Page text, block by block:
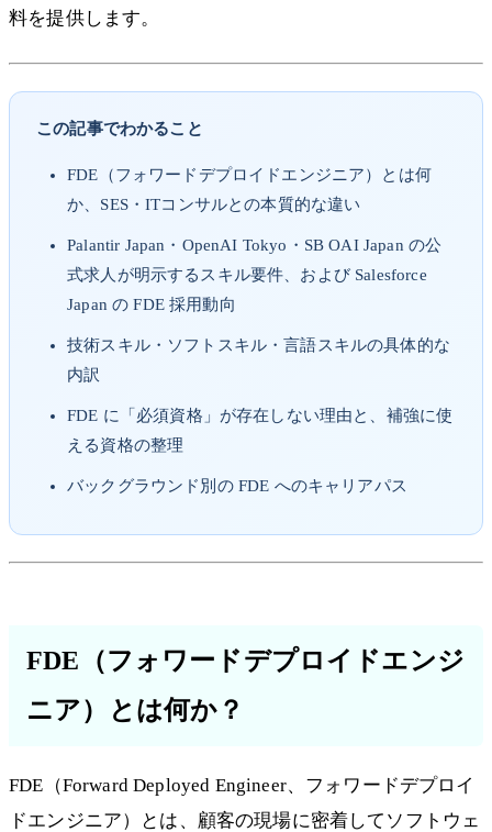
料を提供します。
この記事でわかること
FDE（フォワードデプロイドエンジニア）とは何
か、SES・ITコンサルとの本質的な違い
Palantir Japan・OpenAI Tokyo・SB OAI Japan の公
式求人が明示するスキル要件、および Salesforce
Japan の FDE 採用動向
技術スキル・ソフトスキル・言語スキルの具体的な
内訳
FDE に「必須資格」が存在しない理由と、補強に使
える資格の整理
バックグラウンド別の FDE へのキャリアパス
FDE（フォワードデプロイドエンジ
ニア）とは何か？
FDE（Forward Deployed Engineer、フォワードデプロイ
ドエンジニア）とは、顧客の現場に密着してソフトウェ